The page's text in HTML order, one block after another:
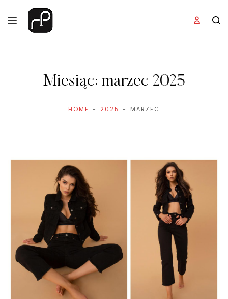
Miesiąc: marzec 2025
HOME 2025 MARZEC